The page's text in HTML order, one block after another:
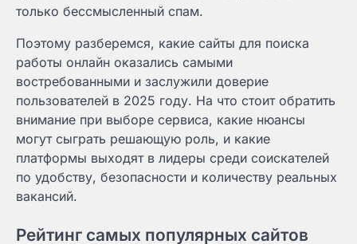
только бессмысленный спам.
Поэтому разберемся, какие сайты для поиска
работы онлайн оказались самыми
востребованными и заслужили доверие
пользователей в 2025 году. На что стоит обратить
внимание при выборе сервиса, какие нюансы
могут сыграть решающую роль, и какие
платформы выходят в лидеры среди соискателей
по удобству, безопасности и количеству реальных
вакансий.
Рейтинг самых популярных сайтов